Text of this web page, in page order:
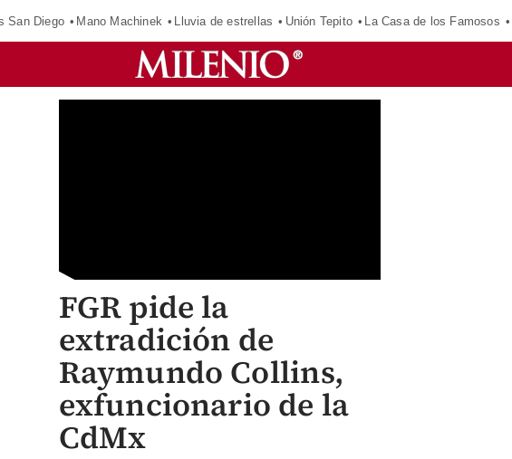
San Diego Mano Machinek Lluvia de estrellas Unión Tepito La Casa de los Famosos
FGR pide la
extradición de
Raymundo Collins,
exfuncionario de la
CdMx